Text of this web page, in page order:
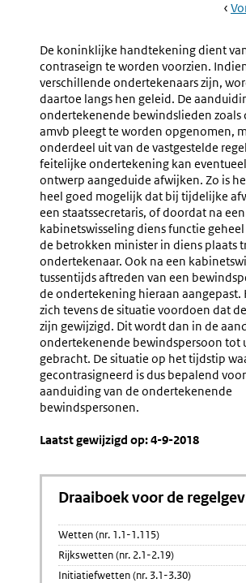
Ga
De koninklijke handtekening dient
contraseign te worden voorzien.
verschillende ondertekenaars zijn,
daartoe langs hen geleid. De
ondertekenende bewindslieden zoals
amvb pleegt te worden opgenomen,
onderdeel uit van de vastgestelde
feitelijke ondertekening kan
ontwerp aangeduide afwijken. Zo is
heel goed mogelijk dat bij tijdelijke
een staatssecretaris, of doordat na een
kabinetswisseling diens functie
de betrokken minister in diens plaats
ondertekenaar. Ook na een
tussentijds aftreden van een
de ondertekening hieraan aangepast.
zich tevens de situatie voordoen dat
zijn gewijzigd. Dit wordt dan in de
ondertekenende bewindspersoon tot
gebracht. De situatie op het tijdstip
gecontrasigneerd is dus bepalend
aanduiding van de ondertekenende
bewindspersonen.
Laatst gewijzigd op: 4-9-2018
Draaiboek voor de
Wetten (nr. 1.1-1.115)
Rijkswetten (nr. 2.1-2.19)
Initiatiefwetten (nr. 3.1-3.30)